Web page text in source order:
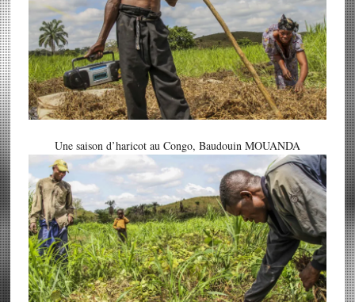
Une saison d’haricot au Congo, Baudouin MOUANDA